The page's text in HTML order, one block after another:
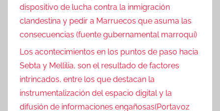
dispositivo de lucha contra la inmigración
clandestina y pedir a Marruecos que asuma las
consecuencias (fuente gubernamental marroquí)
Los acontecimientos en los puntos de paso hacia
Sebta y Mellilia, son el resultado de factores
intrincados, entre los que destacan la
instrumentalización del espacio digital y la
difusión de informaciones engañosas(Portavoz